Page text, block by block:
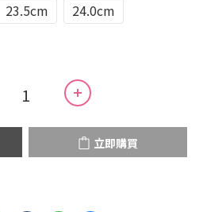
23.5cm
24.0cm
立即購買